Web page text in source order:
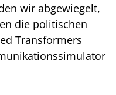
wir abgewiegelt,
die politischen
Transformers